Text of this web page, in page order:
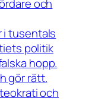
och
i tusentals
politik
hopp.
gör rätt.
och